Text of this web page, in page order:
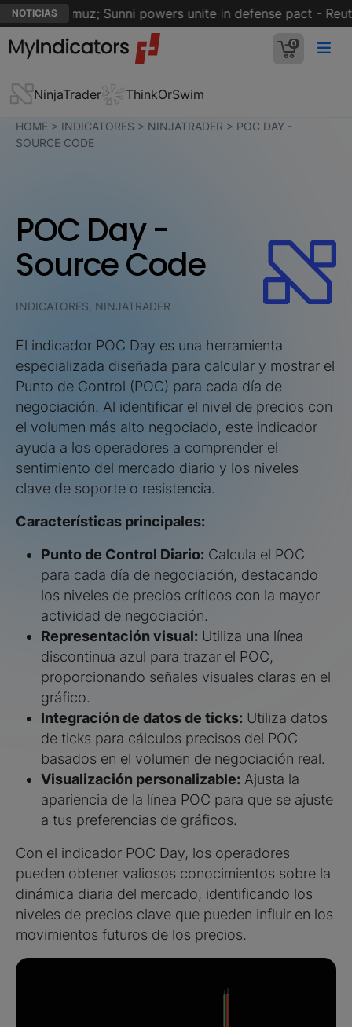
NOTICIAS
of Hormuz; Sunni powers unite in defense pact -
0
NinjaTrader ThinkOrSwim
HOME > INDICATORES > NINJATRADER > POC DAY -
SOURCE CODE
POC Day -
Source Code
INDICATORES, NINJATRADER
El indicador POC Day es una herramienta
especializada diseñada para calcular y mostrar el
Punto de Control (POC) para cada día de
negociación. Al identificar el nivel de precios con
el volumen más alto negociado, este indicador
ayuda a los operadores a comprender el
sentimiento del mercado diario y los niveles
clave de soporte o resistencia.
Características principales:
Punto de Control Diario: Calcula el POC
para cada día de negociación, destacando
los niveles de precios críticos con la mayor
actividad de negociación.
Representación visual: Utiliza una línea
discontinua azul para trazar el POC,
proporcionando señales visuales claras en el
gráfico.
Integración de datos de ticks: Utiliza datos
de ticks para cálculos precisos del POC
basados en el volumen de negociación real.
Visualización personalizable: Ajusta la
apariencia de la línea POC para que se ajuste
a tus preferencias de gráficos.
Con el indicador POC Day, los operadores
pueden obtener valiosos conocimientos sobre la
dinámica diaria del mercado, identificando los
niveles de precios clave que pueden influir en los
movimientos futuros de los precios.